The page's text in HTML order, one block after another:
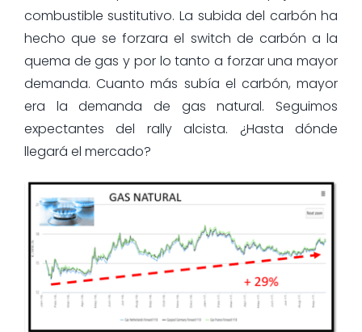
combustible sustitutivo. La subida del carbón ha
hecho que se forzara el switch de carbón a la
quema de gas y por lo tanto a forzar una mayor
demanda. Cuanto más subía el carbón, mayor
era la demanda de gas natural. Seguimos
expectantes del rally alcista. ¿Hasta dónde
llegará el mercado?